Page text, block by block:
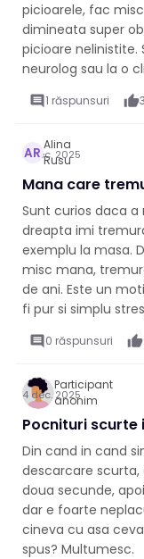
picioarele, fac
dimineata super
picioare nelinistite.
neurolog sau la o
comment 1 răspunsuri thumb_up3
AR Alina
Rusu
5 dec. 2025
Mana care
Sunt curios daca
dreapta imi
exemplu la masa.
misc mana,
de ani. Este un
fi pur si simplu
comment 0 răspunsuri thumb_up
Participant
anonim
4 dec. 2025
Pocnituri scurte
Din cand in cand
descarcare
doua secunde,
dar e foarte
cineva cu asa
spus? Multumesc.